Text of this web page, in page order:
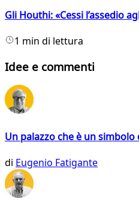
Gli Houthi: «Cessi l’assedio
1 min di lettura
Idee e commenti
Un palazzo che è un
di Eugenio Fatigante